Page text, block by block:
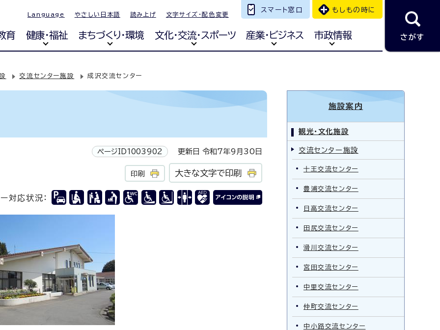
Language やさしい日本語 読み上げ 文字サイズ・配色変更
スマート窓口 もしもの時に
育 健康・福祉 まちづくり・環境 文化・交流・スポーツ 産業・ビジネス 市政情報 さがす
交流センター施設 成沢交流センター
ページID1003902 更新日 令和7年9月30日
印刷 大きな文字で印刷
対応状況：
施設案内
観光・文化施設
交流センター施設
十王交流センター
豊浦交流センター
日高交流センター
田尻交流センター
滑川交流センター
宮田交流センター
中里交流センター
仲町交流センター
中小路交流センター